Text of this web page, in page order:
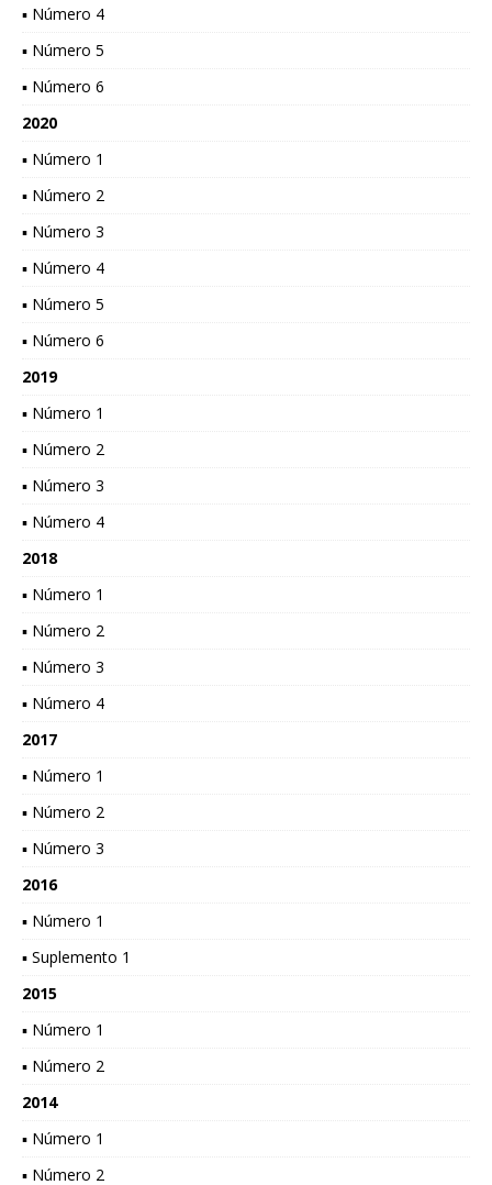
▪ Número 4
▪ Número 5
▪ Número 6
2020
▪ Número 1
▪ Número 2
▪ Número 3
▪ Número 4
▪ Número 5
▪ Número 6
2019
▪ Número 1
▪ Número 2
▪ Número 3
▪ Número 4
2018
▪ Número 1
▪ Número 2
▪ Número 3
▪ Número 4
2017
▪ Número 1
▪ Número 2
▪ Número 3
2016
▪ Número 1
▪ Suplemento 1
2015
▪ Número 1
▪ Número 2
2014
▪ Número 1
▪ Número 2